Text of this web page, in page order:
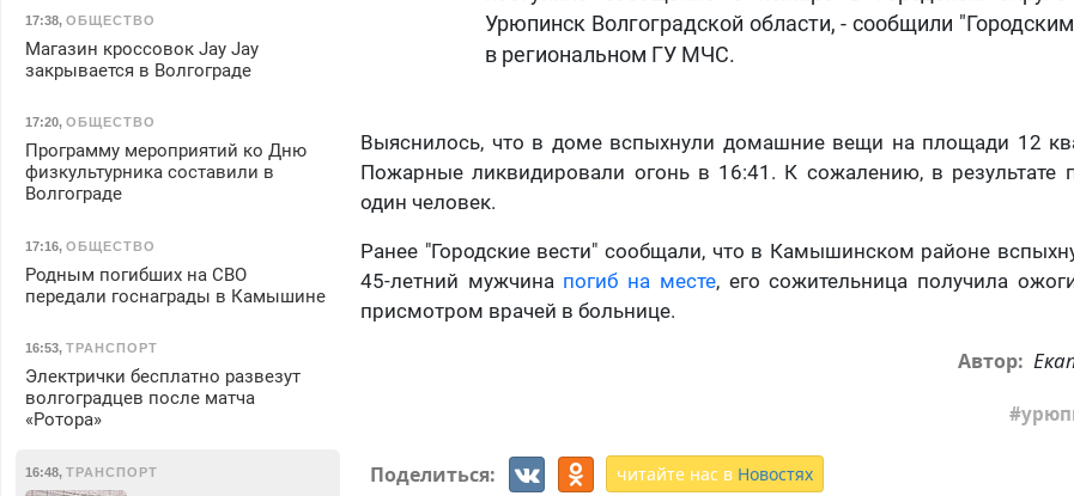
Урюпинск Волгоградской области, - сообщили
в региональном ГУ МЧС.
Выяснилось, что в доме вспыхнули домашние вещи на площади 12
Пожарные ликвидировали огонь в 16:41. К сожалению, в результате
один человек.
Ранее "Городские вести" сообщали, что в Камышинском районе
45-летний мужчина погиб на месте, его сожительница получила
присмотром врачей в больнице.
Автор:
Поделиться: читайте нас в Новостях
17:38, ОБЩЕСТВО
Магазин кроссовок Jay Jay
закрывается в Волгограде
17:20, ОБЩЕСТВО
Программу мероприятий ко Дню
физкультурника составили в
Волгограде
17:16, ОБЩЕСТВО
Родным погибших на СВО
передали госнаграды в Камышине
16:53, ТРАНСПОРТ
Электрички бесплатно развезут
волгоградцев после матча
«Ротора»
16:48, ТРАНСПОРТ